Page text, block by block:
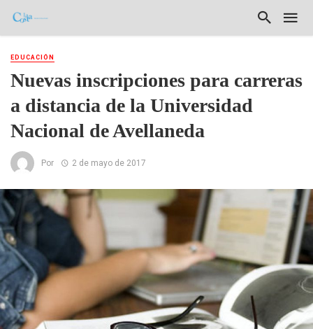
EDUCACIÓN
Nuevas inscripciones para carreras
a distancia de la Universidad
Nacional de Avellaneda
Por 2 de mayo de 2017